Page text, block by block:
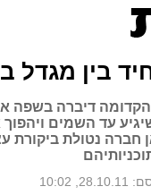
בין מגדל
דיברה בשפה
עד השמים
חברה נטולת ביקורת
10:02